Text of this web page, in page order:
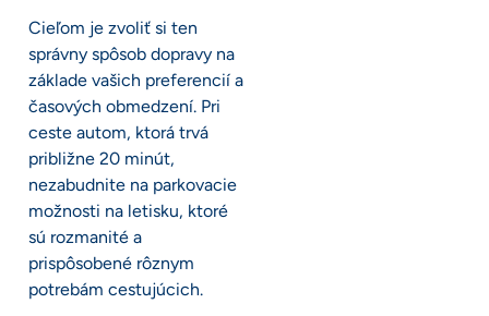
Cieľom je zvoliť si ten
správny spôsob dopravy na
základe vašich preferencií a
časových obmedzení. Pri
ceste autom, ktorá trvá
približne 20 minút,
nezabudnite na parkovacie
možnosti na letisku, ktoré
sú rozmanité a
prispôsobené rôznym
potrebám cestujúcich.